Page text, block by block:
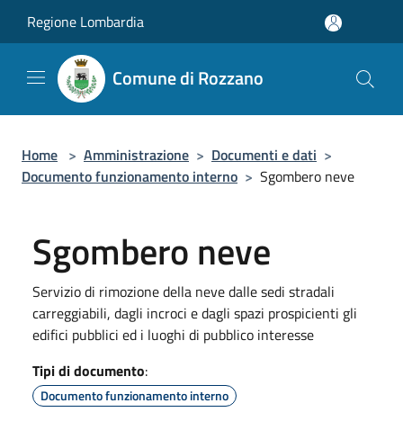
Regione Lombardia
Comune di Rozzano
Home > Amministrazione > Documenti e dati >
Documento funzionamento interno > Sgombero neve
Sgombero neve
Servizio di rimozione della neve dalle sedi stradali
carreggiabili, dagli incroci e dagli spazi prospicienti gli
edifici pubblici ed i luoghi di pubblico interesse
Tipi di documento:
Documento funzionamento interno